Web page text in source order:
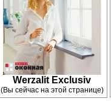
Werzalit Exclusiv
(Вы сейчас на этой странице)